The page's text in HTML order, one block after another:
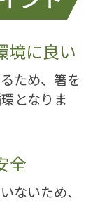
境に良い
ため、箸を
となりま
全
ないため、